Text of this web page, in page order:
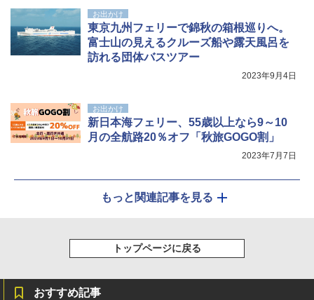
お出かけ
東京九州フェリーで錦秋の箱根巡りへ。
富士山の見えるクルーズ船や露天風呂を
訪れる団体バスツアー
2023年9月4日
お出かけ
新日本海フェリー、55歳以上なら9～10
月の全航路20％オフ「秋旅GOGO割」
2023年7月7日
もっと関連記事を見る
トップページに戻る
おすすめ記事